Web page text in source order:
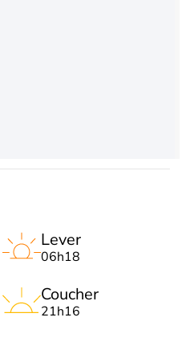
Lever
06h18
Coucher
21h16